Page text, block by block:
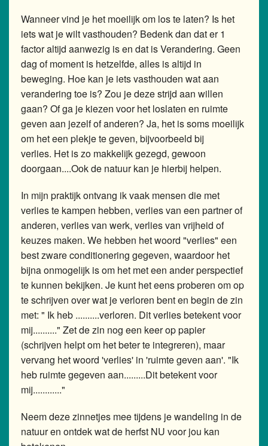
Wanneer vind je het moeilijk om los te laten? Is het
iets wat je wilt vasthouden? Bedenk dan dat er 1
factor altijd aanwezig is en dat is Verandering. Geen
dag of moment is hetzelfde, alles is altijd in
beweging. Hoe kan je iets vasthouden wat aan
verandering toe is? Zou je deze strijd aan willen
gaan? Of ga je kiezen voor het loslaten en ruimte
geven aan jezelf of anderen? Ja, het is soms moeilijk
om het een plekje te geven, bijvoorbeeld bij
verlies. Het is zo makkelijk gezegd, gewoon
doorgaan....Ook de natuur kan je hierbij helpen.
In mijn praktijk ontvang ik vaak mensen die met
verlies te kampen hebben, verlies van een partner of
anderen, verlies van werk, verlies van vrijheid of
keuzes maken. We hebben het woord "verlies" een
best zware conditionering gegeven, waardoor het
bijna onmogelijk is om het met een ander perspectief
te kunnen bekijken. Je kunt het eens proberen om op
te schrijven over wat je verloren bent en begin de zin
met: " Ik heb ..........verloren. Dit verlies betekent voor
mij.........." Zet de zin nog een keer op papier
(schrijven helpt om het beter te integreren), maar
vervang het woord 'verlies' in 'ruimte geven aan'. "Ik
heb ruimte gegeven aan.........Dit betekent voor
mij............"
Neem deze zinnetjes mee tijdens je wandeling in de
natuur en ontdek wat de herfst NU voor jou kan